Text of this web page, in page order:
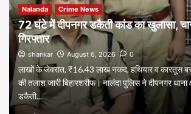
Nalanda Crime News
72 घंटे में दीपनगर डकैती कांड का खुलासा,
गिरफ्तार
shankar August 6, 2026 0
लाखों के जेवरात, ₹16.43 लाख नकद, हथियार व कारतूस
की तलाश जारी बिहारशरीफ। नालंदा पुलिस ने दीपनगर थाना
डकैती...